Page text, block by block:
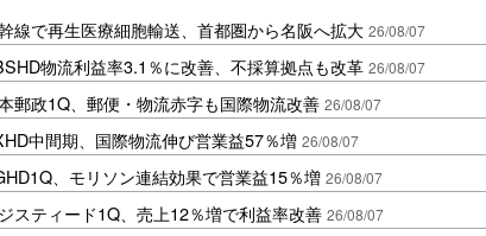
線で再生医療細胞輸送、首都圏から名阪へ拡大 26/08/07
物流利益率3.1％に改善、不採算拠点も改革 26/08/07
郵政1Q、郵便・物流赤字も国際物流改善 26/08/07
中間期、国際物流伸び営業益57％増 26/08/07
、モリソン連結効果で営業益15％増 26/08/07
スティード1Q、売上12％増で利益率改善 26/08/07